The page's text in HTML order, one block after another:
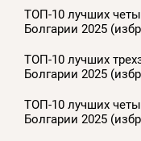
ТОП-10 лучших
Болгарии 2025
ТОП-10 лучших
Болгарии 2025
ТОП-10 лучших
Болгарии 2025